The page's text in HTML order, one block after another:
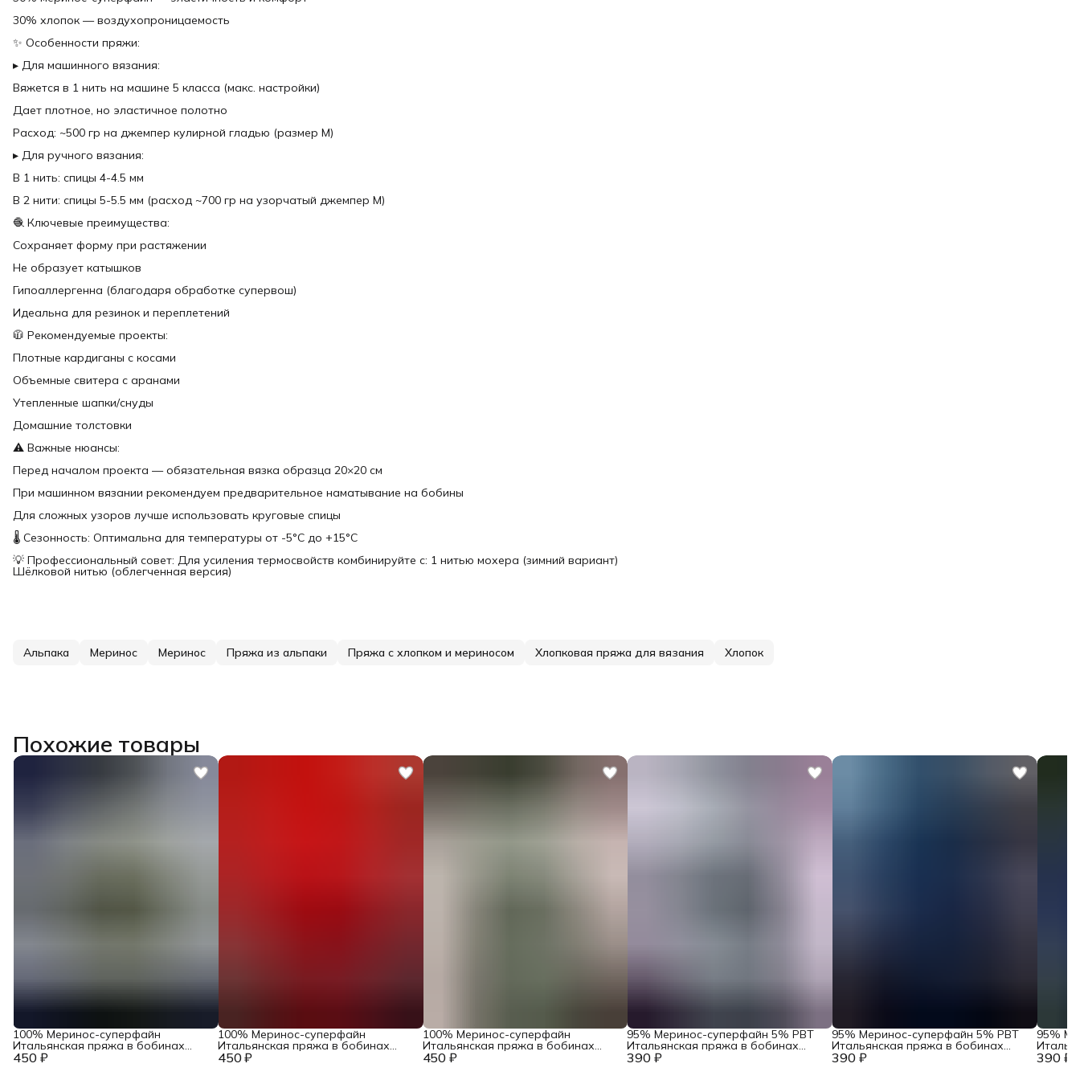
30% хлопок — воздухопроницаемость
✨ Особенности пряжи:
▸ Для машинного вязания:
Вяжется в 1 нить на машине 5 класса (макс. настройки)
Дает плотное, но эластичное полотно
Расход: ~500 гр на джемпер кулирной гладью (размер M)
▸ Для ручного вязания:
В 1 нить: спицы 4-4.5 мм
В 2 нити: спицы 5-5.5 мм (расход ~700 гр на узорчатый джемпер M)
🧶 Ключевые преимущества:
Сохраняет форму при растяжении
Не образует катышков
Гипоаллергенна (благодаря обработке супервош)
Идеальна для резинок и переплетений
🧥 Рекомендуемые проекты:
Плотные кардиганы с косами
Объемные свитера с аранами
Утепленные шапки/снуды
Домашние толстовки
⚠️ Важные нюансы:
Перед началом проекта — обязательная вязка образца 20×20 см
При машинном вязании рекомендуем предварительное наматывание на бобины
Для сложных узоров лучше использовать круговые спицы
🌡️ Сезонность: Оптимальна для температуры от -5°C до +15°C
💡 Профессиональный совет: Для усиления термосвойств комбинируйте с: 1 нитью мохера (зимний вариант)
Шёлковой нитью (облегченная версия)
Альпака Меринос Меринос Пряжа из альпаки Пряжа с хлопком и мериносом Хлопковая пряжа для вязания Хлопок
Похожие товары
450 ₽
100% Меринос-суперфайн
Итальянская пряжа в бобинах
Accademia Industria Italiana Filati 450 ₽
100% Меринос-суперфайн
Итальянская пряжа в бобинах
Accademia Industria Italiana Filati 450 ₽
100% Меринос-суперфайн
Итальянская пряжа в бобинах
Accademia Industria Italiana Filati 390 ₽
95% Меринос-суперфайн 5% PBT
Итальянская пряжа в бобинах
Loro Piana Art. Wish Flex Светло- 390 ₽
95% Меринос-суперфайн 5% PBT
Итальянская пряжа в бобинах
Loro Piana Art. Wish Flex Дипломат 390 ₽
95%
Loro